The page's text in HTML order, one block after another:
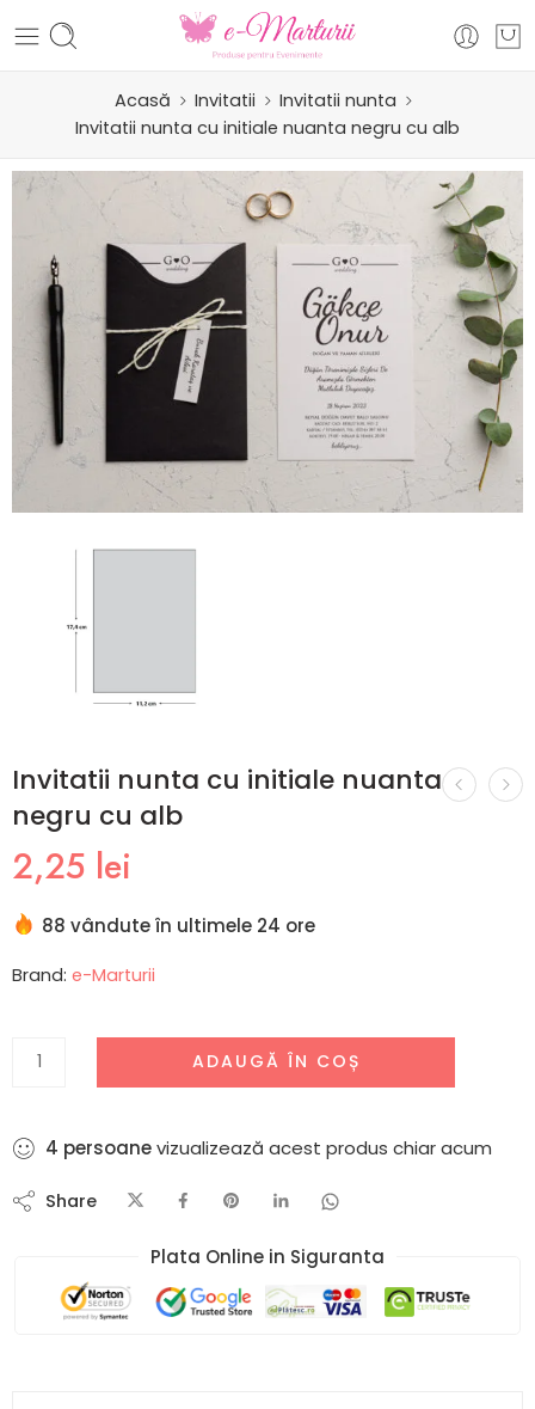
Acasă Invitatii
Invitatii nunta
Invitatii nunta cu initiale nuanta negru cu alb
Invitatii nunta cu initiale nuanta
negru cu alb
2,25 lei
88 vândute în ultimele 24 ore
Brand: e-Marturii
ADAUGĂ ÎN COȘ
4 persoanevizualizează acest produs chiar acum
Share
Plata Online in Siguranta​